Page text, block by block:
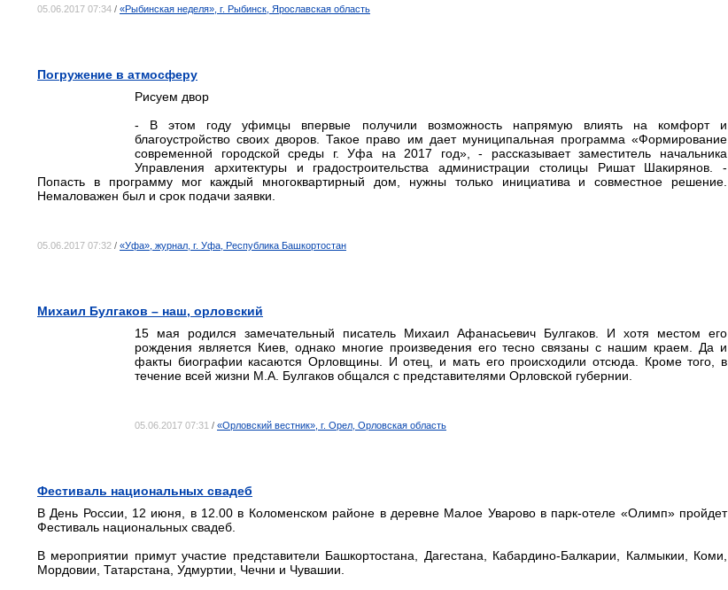
05.06.2017 07:34 / «Рыбинская неделя», г. Рыбинск, Ярославская область
Погружение в атмосферу
Рисуем двор
- В этом году уфимцы впервые получили возможность напрямую влиять на комфорт и
благоустройство своих дворов. Такое право им дает муниципальная программа «Формирование
современной городской среды г. Уфа на 2017 год», - рассказывает заместитель начальника
Управления архитектуры и градостроительства администрации столицы Ришат Шакирянов. -
Попасть в программу мог каждый многоквартирный дом, нужны только инициатива и совместное решение.
Немаловажен был и срок подачи заявки.
05.06.2017 07:32 / «Уфа», журнал, г. Уфа, Республика Башкортостан
Михаил Булгаков – наш, орловский
15 мая родился замечательный писатель Михаил Афанасьевич Булгаков. И хотя местом его
рождения является Киев, однако многие произведения его тесно связаны с нашим краем. Да и
факты биографии касаются Орловщины. И отец, и мать его происходили отсюда. Кроме того, в
течение всей жизни М.А. Булгаков общался с представителями Орловской губернии.
05.06.2017 07:31 / «Орловский вестник», г. Орел, Орловская область
Фестиваль национальных свадеб
В День России, 12 июня, в 12.00 в Коломенском районе в деревне Малое Уварово в парк-отеле «Олимп» пройдет
Фестиваль национальных свадеб.
В мероприятии примут участие представители Башкортостана, Дагестана, Кабардино-Балкарии, Калмыкии, Коми,
Мордовии, Татарстана, Удмуртии, Чечни и Чувашии.